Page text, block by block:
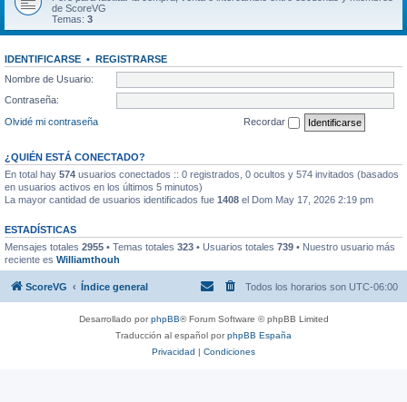
de ScoreVG
Temas: 3
IDENTIFICARSE • REGISTRARSE
Nombre de Usuario:
Contraseña:
Olvidé mi contraseña
Recordar
¿QUIÉN ESTÁ CONECTADO?
En total hay 574 usuarios conectados :: 0 registrados, 0 ocultos y 574 invitados (basados
en usuarios activos en los últimos 5 minutos)
La mayor cantidad de usuarios identificados fue 1408 el Dom May 17, 2026 2:19 pm
ESTADÍSTICAS
Mensajes totales 2955 • Temas totales 323 • Usuarios totales 739 • Nuestro usuario más
reciente es Williamthouh
ScoreVG Índice general Todos los horarios son UTC-06:00
Desarrollado porphpBB® Forum Software © phpBB Limited
Traducción al español porphpBB España
Privacidad | Condiciones